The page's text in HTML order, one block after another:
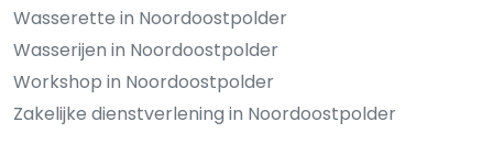
Wasserette in Noordoostpolder
Wasserijen in Noordoostpolder
Workshop in Noordoostpolder
Zakelijke dienstverlening in Noordoostpolder